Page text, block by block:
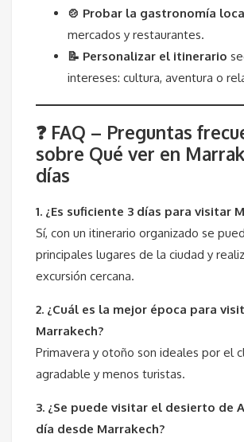
🍲 Probar la gastronomía
mercados y restaurantes.
📝 Personalizar el itinerario
intereses: cultura, aventura o
❓ FAQ – Preguntas
sobre Qué ver en
días
1. ¿Es suficiente 3 días para visitar
Sí, con un itinerario organizado se
principales lugares de la ciudad y
excursión cercana.
2. ¿Cuál es la mejor época para
Marrakech?
Primavera y otoño son ideales por el
agradable y menos turistas.
3. ¿Se puede visitar el desierto de
día desde Marrakech?